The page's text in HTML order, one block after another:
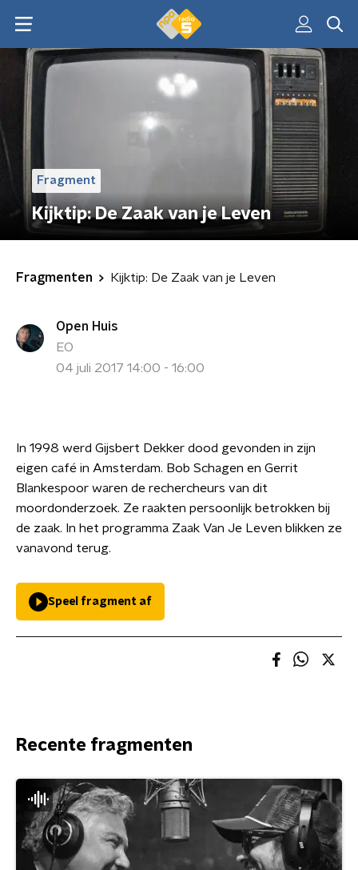
Fragment
Kijktip: De Zaak van je Leven
Fragmenten Kijktip: De Zaak van je Leven
Open Huis
EO
04 juli 2017 14:00 - 16:00
In 1998 werd Gijsbert Dekker dood gevonden in zijn
eigen café in Amsterdam. Bob Schagen en Gerrit
Blankespoor waren de rechercheurs van dit
moordonderzoek. Ze raakten persoonlijk betrokken bij
de zaak. In het programma Zaak Van Je Leven blikken ze
vanavond terug.
Speel fragment af
Recente fragmenten